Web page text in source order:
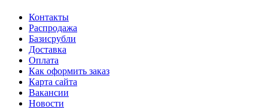
Контакты
Распродажа
Базисрубли
Доставка
Оплата
Как оформить заказ
Карта сайта
Вакансии
Новости